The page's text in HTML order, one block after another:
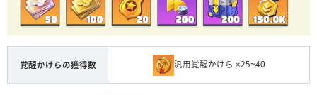
覚醒かけらの獲得数 汎用覚醒かけら ×25~40